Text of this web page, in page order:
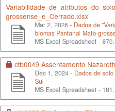
grossense_e_Cerrado.xlsx
Mar 2, 2026 - Dados de
biomas Pantanal Mato-
MS Excel Spreadsheet -
ctb0049 Assentamento
Dec 1, 2024 - Dados de
Sul
MS Excel Spreadsheet -